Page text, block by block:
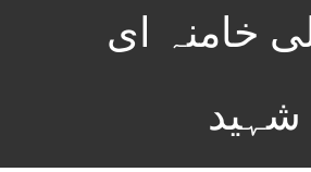
خامنہ ای
شہید